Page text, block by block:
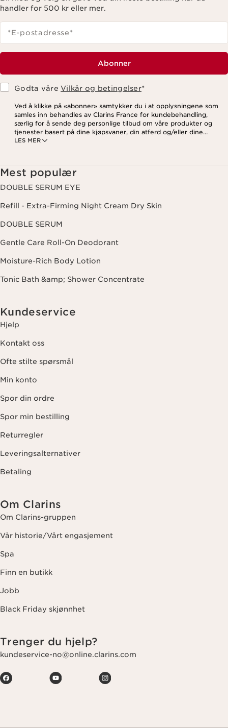
handler for 500 kr eller mer.
*E-postadresse*
Abonner
Godta våreVilkår og betingelser*
LES MER
Ved å klikke på «abonner» samtykker du i at opplysningene som
samles inn behandles av Clarins France for kundebehandling,
særlig for å sende deg personlige tilbud om våre produkter og
tjenester basert på dine kjøpsvaner, din atferd og/eller dine
interesser, inkludert visning på sosiale medier og
avmeldingslenken i hvert nyhetsbrev. For mer informasjon om
hvordan vi behandler dine data og dine rettigheter, vennligst se
vår personvernerklæring
Mest populær
DOUBLE SERUM EYE
Refill - Extra-Firming Night Cream Dry Skin
DOUBLE SERUM
Gentle Care Roll-On Deodorant
Moisture-Rich Body Lotion
Tonic Bath &amp; Shower Concentrate
Kundeservice
Hjelp
Kontakt oss
Ofte stilte spørsmål
Min konto
Spor din ordre
Spor min bestilling
Returregler
Leveringsalternativer
Betaling
Om Clarins
Om Clarins-gruppen
Vår historie/Vårt engasjement
Spa
Finn en butikk
Jobb
Black Friday skjønnhet
Trenger du hjelp?
kundeservice-no@online.clarins.com